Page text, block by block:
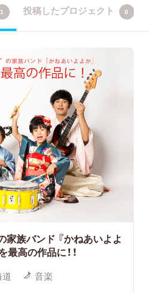
1 投稿したプロジェクト 0
家族バンド 『かねあいよよ
最高の作品に！！
音楽